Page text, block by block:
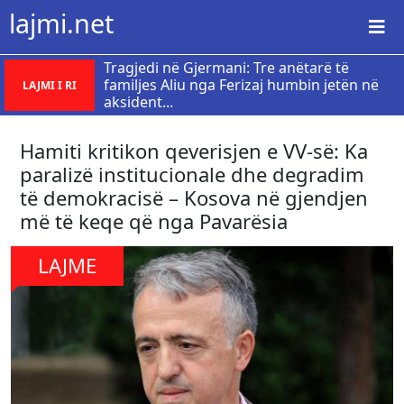
lajmi.net
LAJMI I RI
Tragjedi në Gjermani: Tre anëtarë të
familjes Aliu nga Ferizaj humbin jetën në
aksident...
Hamiti kritikon qeverisjen e VV-së: Ka
paralizë institucionale dhe degradim
të demokracisë – Kosova në gjendjen
më të keqe që nga Pavarësia
LAJME